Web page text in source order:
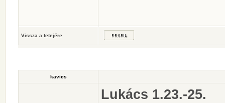
Vissza a tetejére
kavics
Lukács 1.23.-25.